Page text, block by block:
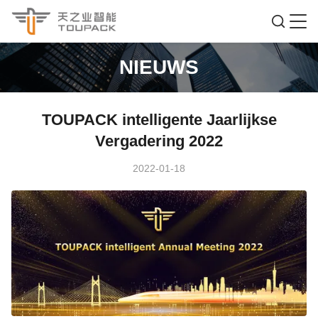
NIEUWS
TOUPACK intelligente Jaarlijkse
Vergadering 2022
2022-01-18